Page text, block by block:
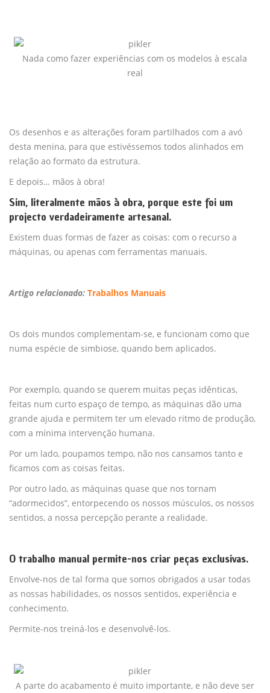
Nada como fazer experiências com os modelos à escala
real
Os desenhos e as alterações foram partilhados com a avó
desta menina, para que estivéssemos todos alinhados em
relação ao formato da estrutura.
E depois… mãos à obra!
Sim, literalmente mãos à obra, porque este foi um
projecto verdadeiramente artesanal.
Existem duas formas de fazer as coisas: com o recurso a
máquinas, ou apenas com ferramentas manuais.
Artigo relacionado: Trabalhos Manuais
Os dois mundos complementam-se, e funcionam como que
numa espécie de simbiose, quando bem aplicados.
Por exemplo, quando se querem muitas peças idênticas,
feitas num curto espaço de tempo, as máquinas dão uma
grande ajuda e permitem ter um elevado ritmo de produção,
com a mínima intervenção humana.
Por um lado, poupamos tempo, não nos cansamos tanto e
ficamos com as coisas feitas.
Por outro lado, as máquinas quase que nos tornam
“adormecidos”, entorpecendo os nossos músculos, os nossos
sentidos, a nossa percepção perante a realidade.
O trabalho manual permite-nos criar peças exclusivas.
Envolve-nos de tal forma que somos obrigados a usar todas
as nossas habilidades, os nossos sentidos, experiência e
conhecimento.
Permite-nos treiná-los e desenvolvê-los.
A parte do acabamento é muito importante, e não deve ser